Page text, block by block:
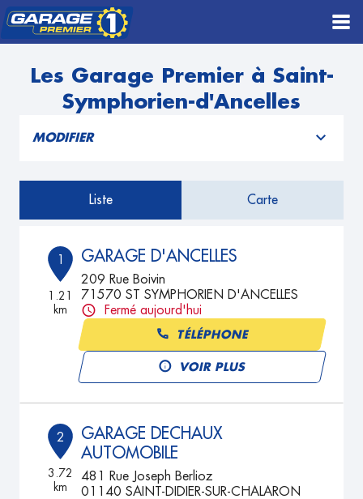
Les Garage Premier à Saint-
Symphorien-d'Ancelles
MODIFIER
Liste Carte
1
1.21
km
GARAGE D'ANCELLES
209 Rue Boivin
71570 ST SYMPHORIEN D'ANCELLES
Fermé aujourd'hui
TÉLÉPHONE
VOIR PLUS
2
3.72
km
GARAGE DECHAUX
AUTOMOBILE
481 Rue Joseph Berlioz
01140 SAINT-DIDIER-SUR-CHALARON